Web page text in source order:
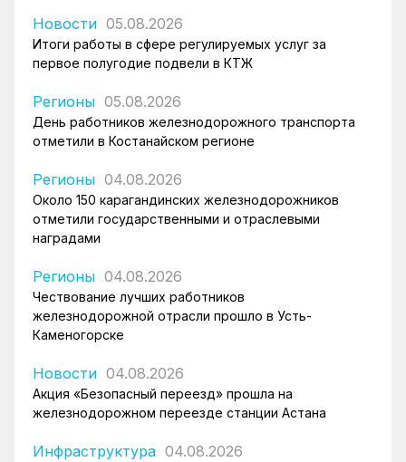
Новости 05.08.2026
Итоги работы в сфере регулируемых услуг за
первое полугодие подвели в КТЖ
Регионы 05.08.2026
День работников железнодорожного транспорта
отметили в Костанайском регионе
Регионы 04.08.2026
Около 150 карагандинских железнодорожников
отметили государственными и отраслевыми
наградами
Регионы 04.08.2026
Чествование лучших работников
железнодорожной отрасли прошло в Усть-
Каменогорске
Новости 04.08.2026
Акция «Безопасный переезд» прошла на
железнодорожном переезде станции Астана
Инфраструктура 04.08.2026